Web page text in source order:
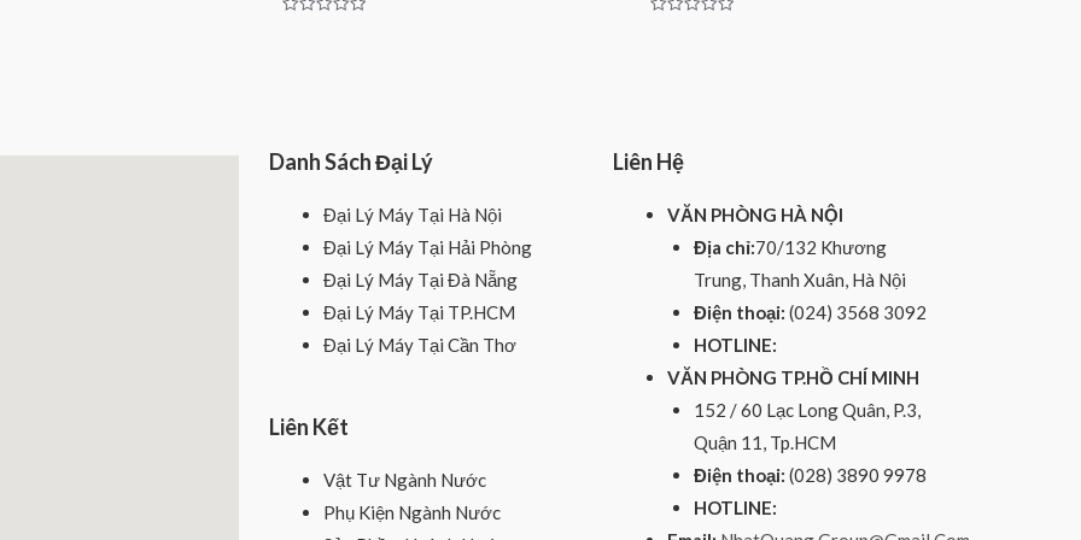
Danh Sách Đại Lý
Đại Lý Máy Tại Hà Nội
Đại Lý Máy Tại Hải Phòng
Đại Lý Máy Tại Đà Nẵng
Đại Lý Máy Tại TP.HCM
Đại Lý Máy Tại Cần Thơ
Liên Kết
Vật Tư Ngành Nước
Phụ Kiện Ngành Nước
Liên Hệ
VĂN PHÒNG HÀ NỘI
Địa chỉ:70/132 Khương
Trung, Thanh Xuân, Hà Nội
Điện thoại: (024) 3568 3092
HOTLINE:
VĂN PHÒNG TP.HỒ CHÍ MINH
152 / 60 Lạc Long Quân, P.3,
Quận 11, Tp.HCM
Điện thoại: (028) 3890 9978
HOTLINE: